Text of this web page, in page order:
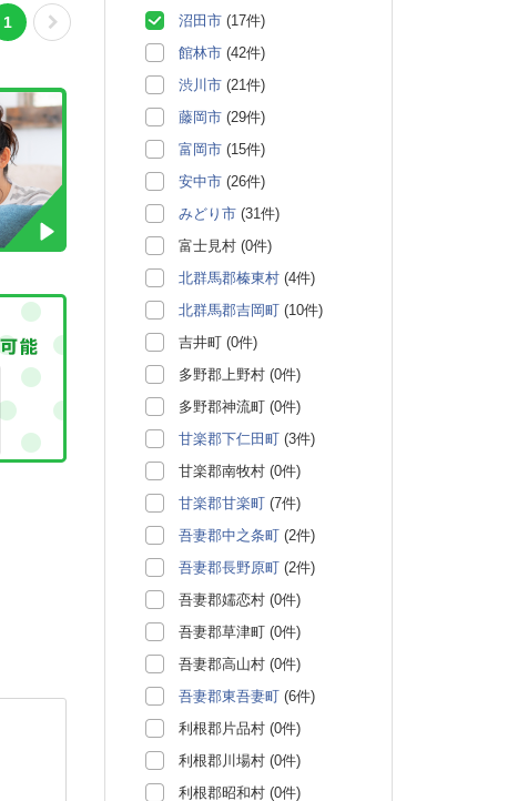
1
沼田市 (17件)
館林市 (42件)
渋川市 (21件)
藤岡市 (29件)
富岡市 (15件)
安中市 (26件)
みどり市 (31件)
富士見村 (0件)
北群馬郡榛東村 (4件)
北群馬郡吉岡町 (10件)
吉井町 (0件)
多野郡上野村 (0件)
多野郡神流町 (0件)
甘楽郡下仁田町 (3件)
甘楽郡南牧村 (0件)
甘楽郡甘楽町 (7件)
吾妻郡中之条町 (2件)
吾妻郡長野原町 (2件)
吾妻郡嬬恋村 (0件)
吾妻郡草津町 (0件)
吾妻郡高山村 (0件)
吾妻郡東吾妻町 (6件)
利根郡片品村 (0件)
利根郡川場村 (0件)
利根郡昭和村 (0件)